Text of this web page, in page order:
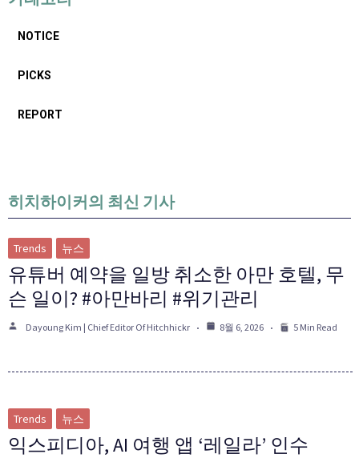
NOTICE
PICKS
REPORT
히치하이커의 최신 기사
Trends 뉴스
유튜버 예약을 일방 취소한 아만 호텔, 무
슨 일이? #아만바리 #위기관리
Dayoung Kim | Chief Editor Of Hitchhickr 8월 6, 2026 5 Min Read
Trends 뉴스
익스피디아, AI 여행 앱 ‘레일라’ 인수